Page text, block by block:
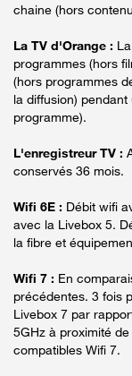
chaine (hors
La TV d'Orange :
programmes (hors
(hors programmes
la diffusion)
programme).
L'enregistreur TV :
conservés 36 mois.
Wifi 6E : Débit wifi
avec la Livebox 5.
la fibre et
Wifi 7 : En
précédentes. 3 fois
Livebox 7 par
5GHz à proximité
compatibles Wifi 7.